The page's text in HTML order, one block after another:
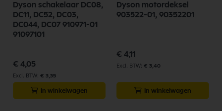
Dyson schakelaar DC08,
DC11, DC52, DC03,
DC044, DC07 910971-01
91097101
€ 4,05
€ 3,35
In winkelwagen
Dyson motordeksel
903522-01, 90352201
€ 4,11
€ 3,40
In winkelwagen